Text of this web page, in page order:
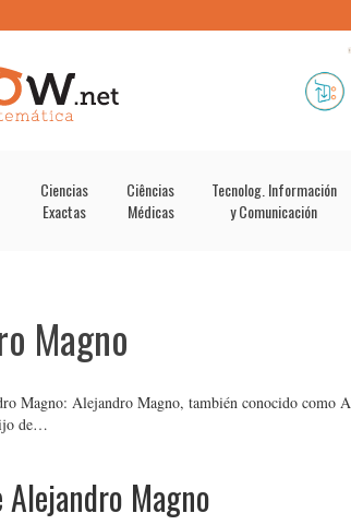
Ciencias
Exactas
Ciências
Médicas
Tecnolog. Información
y Comunicación
Magno
Magno: Alejandro Magno, también conocido como
de…
Magno